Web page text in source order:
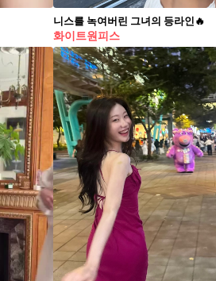
니스를 녹여버린 그녀의 등라인🔥
화이트원피스